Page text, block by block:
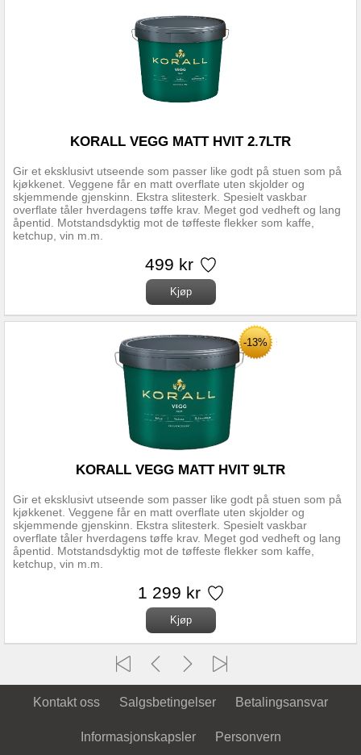
Gir et eksklusivt utseende som passer like godt på stuen som på
kjøkkenet. Veggene får en matt overflate uten skjolder og
skjemmende gjenskinn. Ekstra slitesterk. Spesielt vaskbar
overflate tåler hverdagens tøffe krav. Meget god vedheft og lang
åpentid. Motstandsdyktig mot de tøffeste flekker som kaffe,
ketchup, vin m.m.
KORALL VEGG MATT HVIT 2.7LTR
499 kr
-13%
Gir et eksklusivt utseende som passer like godt på stuen som på
kjøkkenet. Veggene får en matt overflate uten skjolder og
skjemmende gjenskinn. Ekstra slitesterk. Spesielt vaskbar
overflate tåler hverdagens tøffe krav. Meget god vedheft og lang
åpentid. Motstandsdyktig mot de tøffeste flekker som kaffe,
ketchup, vin m.m.
KORALL VEGG MATT HVIT 9LTR
1 299 kr
Kontakt oss Salgsbetingelser Betalingsansvar
Informasjonskapsler Personvern